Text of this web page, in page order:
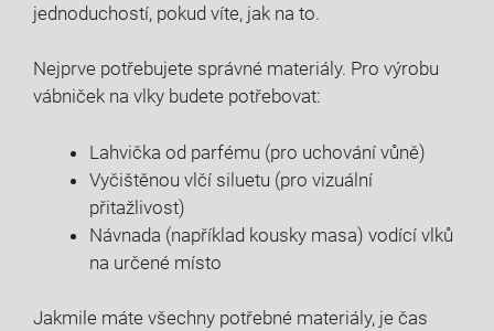
jednoduchostí, pokud víte, jak na to.
Nejprve potřebujete správné materiály. Pro výrobu
vábniček na vlky budete potřebovat:
Lahvička od parfému (pro uchování vůně)
Vyčištěnou vlčí siluetu (pro vizuální
přitažlivost)
Návnada (například kousky masa) vodící vlků
na určené místo
Jakmile máte všechny potřebné materiály, je čas